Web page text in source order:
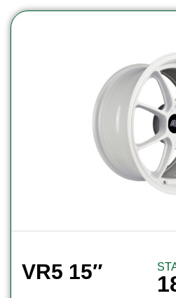
VR5 15″